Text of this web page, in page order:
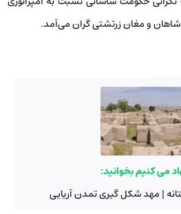
و مغان زرتشتی گران می‌آمد.
می کنیم بخوانید:
| مهد شکل گیری تمدن آریایی